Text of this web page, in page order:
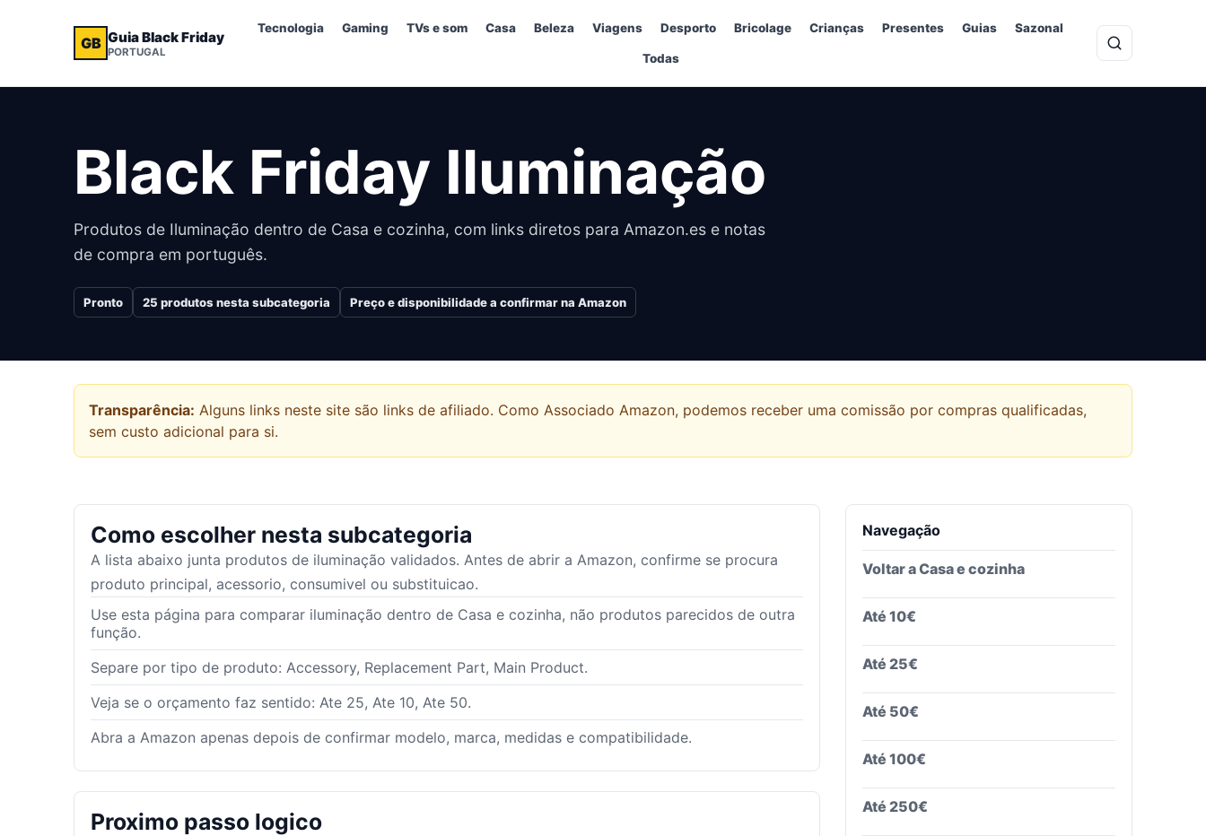
GB Guia Black Friday
PORTUGAL
Tecnologia Gaming TVs e som Casa Beleza Viagens Desporto Bricolage Crianças Presentes Guias Sazonal
Todas
Black Friday Iluminação
Produtos de Iluminação dentro de Casa e cozinha, com links diretos para Amazon.es e notas
de compra em português.
Pronto 25 produtos nesta subcategoria Preço e disponibilidade a confirmar na Amazon
Transparência: Alguns links neste site são links de afiliado. Como Associado Amazon, podemos receber uma comissão por compras qualificadas,
sem custo adicional para si.
Como escolher nesta subcategoria
A lista abaixo junta produtos de iluminação validados. Antes de abrir a Amazon, confirme se procura
produto principal, acessorio, consumivel ou substituicao.
Use esta página para comparar iluminação dentro de Casa e cozinha, não produtos parecidos de outra
função.
Separe por tipo de produto: Accessory, Replacement Part, Main Product.
Veja se o orçamento faz sentido: Ate 25, Ate 10, Ate 50.
Abra a Amazon apenas depois de confirmar modelo, marca, medidas e compatibilidade.
Proximo passo logico
Navegação
Voltar aCasa e cozinha
Até 10€
Até 25€
Até 50€
Até 100€
Até 250€